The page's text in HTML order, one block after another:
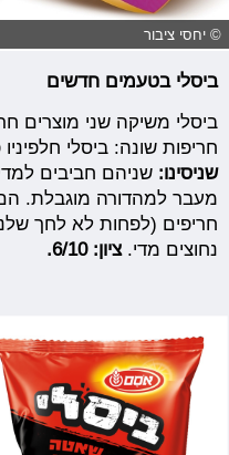
© יחסי ציבור
ביסלי בטעמים חדשים
ביסלי משיקה שני מוצרים
חריפות שונה: ביסלי
שניסינו: שניהם חביבים
מעבר למהדורה מוגבלת. הם
חריפים (לפחות לא לחך
נחוצים מדי. ציון: 6/10.